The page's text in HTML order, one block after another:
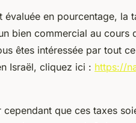
évaluée en pourcentage,
bien commercial au cours
êtes intéressée par tout
Israël, cliquez ici : https://
cependant que ces taxes